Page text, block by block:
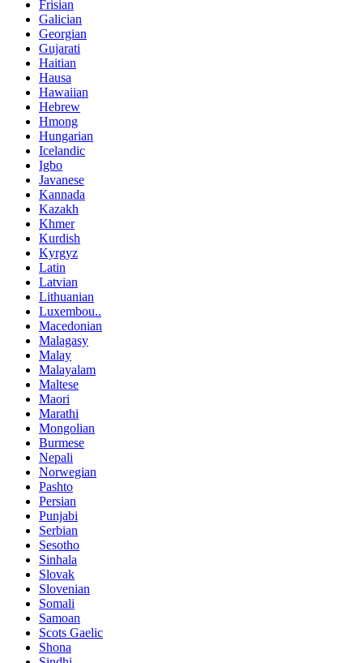
Frisian
Galician
Georgian
Gujarati
Haitian
Hausa
Hawaiian
Hebrew
Hmong
Hungarian
Icelandic
Igbo
Javanese
Kannada
Kazakh
Khmer
Kurdish
Kyrgyz
Latin
Latvian
Lithuanian
Luxembou..
Macedonian
Malagasy
Malay
Malayalam
Maltese
Maori
Marathi
Mongolian
Burmese
Nepali
Norwegian
Pashto
Persian
Punjabi
Serbian
Sesotho
Sinhala
Slovak
Slovenian
Somali
Samoan
Scots Gaelic
Shona